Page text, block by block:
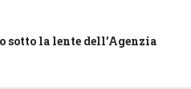
la lente dell’Agenzia